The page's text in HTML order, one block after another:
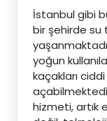
İstanbul gibi
bir şehirde su
yoğun
kaçakları
hizmeti, artık